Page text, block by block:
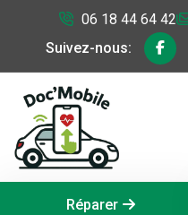
Suivez-nous:
06 18 44 64 42
Réparer